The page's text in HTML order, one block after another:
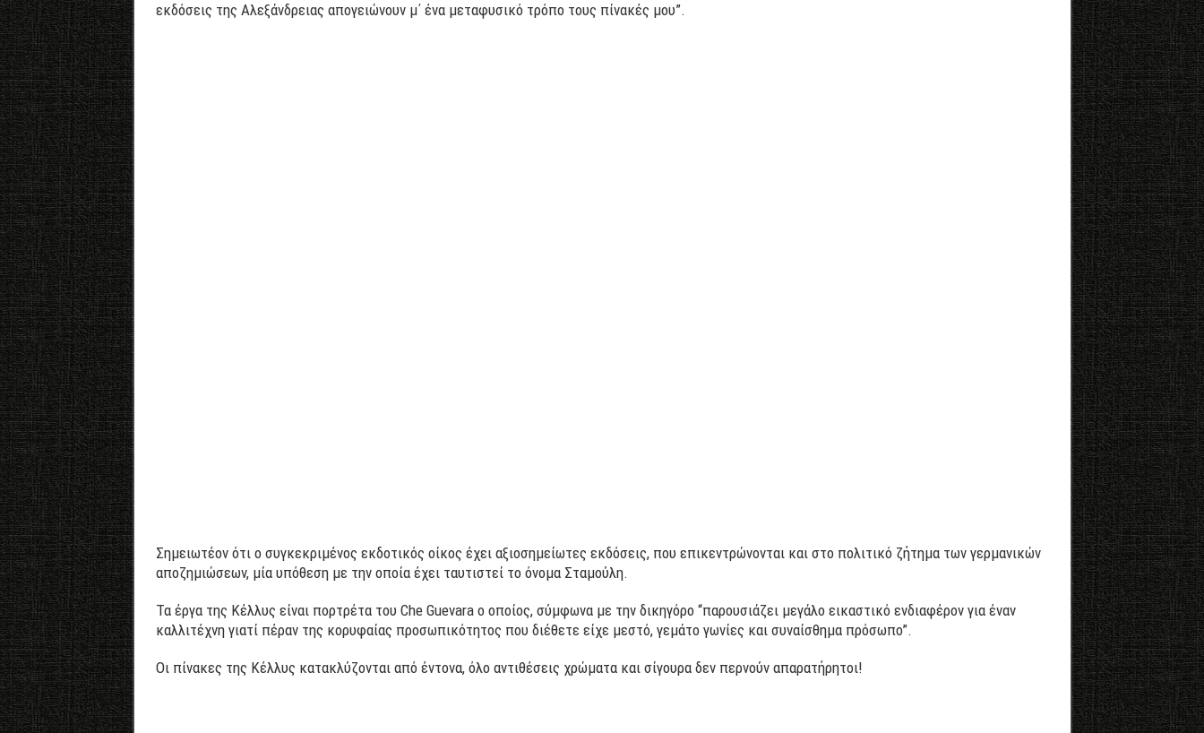
εκδόσεις της Αλεξάνδρειας απογειώνουν μ΄ ένα μεταφυσικό τρόπο τους πίνακές μου”.
Σημειωτέον ότι ο συγκεκριμένος εκδοτικός οίκος έχει αξιοσημείωτες εκδόσεις, που επικεντρώνονται και στο πολιτικό ζήτημα των γερμανικών
αποζημιώσεων, μία υπόθεση με την οποία έχει ταυτιστεί το όνομα Σταμούλη.
Τα έργα της Κέλλυς είναι πορτρέτα του Che Guevara ο οποίος, σύμφωνα με την δικηγόρο “παρουσιάζει μεγάλο εικαστικό ενδιαφέρον για έναν
καλλιτέχνη γιατί πέραν της κορυφαίας προσωπικότητος που διέθετε είχε μεστό, γεμάτο γωνίες και συναίσθημα πρόσωπο”.
Οι πίνακες της Κέλλυς κατακλύζονται από έντονα, όλο αντιθέσεις χρώματα και σίγουρα δεν περνούν απαρατήρητοι!